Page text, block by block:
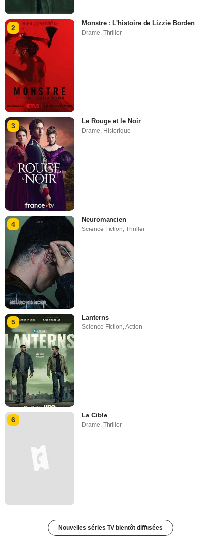
2
Monstre : L'histoire de Lizzie Borden
Drame,Thriller
3
Le Rouge et le Noir
Drame, Historique
4
Neuromancien
Science Fiction ,Thriller
5
Lanterns
Science Fiction,Action
6
La Cible
Drame,Thriller
Nouvelles séries TV bientôt diffusées